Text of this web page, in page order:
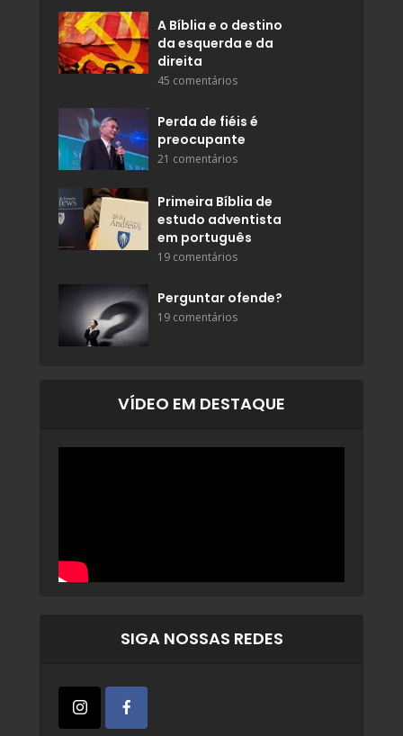
A Bíblia e o destino
da esquerda e da
direita
45 comentários
Perda de fiéis é
preocupante
21 comentários
Primeira Bíblia de
estudo adventista
em português
19 comentários
Perguntar ofende?
19 comentários
VÍDEO EM DESTAQUE
SIGA NOSSAS REDES